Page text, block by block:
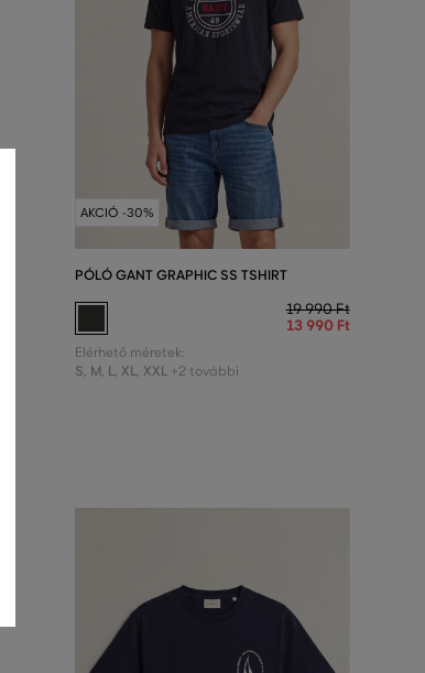
AKCIÓ -30%
PÓLÓ GANT GRAPHIC SS TSHIRT
19 990 Ft
13 990 Ft
Elérhető méretek:
S, M, L, XL, XXL +2 további